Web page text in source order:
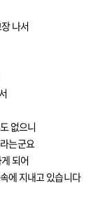
나서
없으니
는군요
되어
에 지내고 있습니다